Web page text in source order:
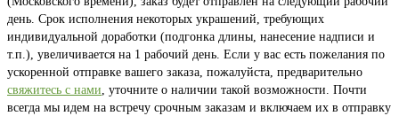
день. Срок исполнения некоторых украшений, требующих
индивидуальной доработки (подгонка длины, нанесение надписи и
т.п.), увеличивается на 1 рабочий день. Если у вас есть пожелания по
ускоренной отправке вашего заказа, пожалуйста, предварительно
свяжитесь с нами, уточните о наличии такой возможности. Почти
всегда мы идем на встречу срочным заказам и включаем их в отправку